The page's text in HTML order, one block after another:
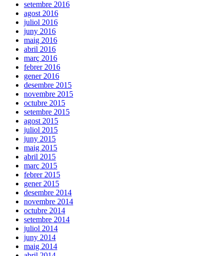
setembre 2016
agost 2016
juliol 2016
juny 2016
maig 2016
abril 2016
març 2016
febrer 2016
gener 2016
desembre 2015
novembre 2015
octubre 2015
setembre 2015
agost 2015
juliol 2015
juny 2015
maig 2015
abril 2015
març 2015
febrer 2015
gener 2015
desembre 2014
novembre 2014
octubre 2014
setembre 2014
juliol 2014
juny 2014
maig 2014